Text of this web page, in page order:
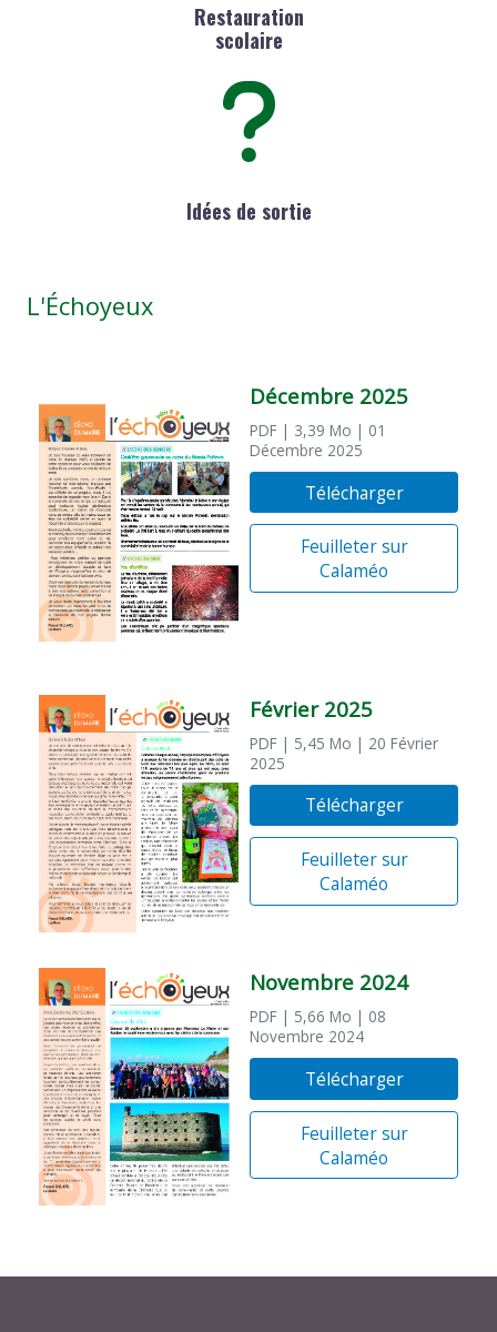
Restauration
scolaire
Idées de sortie
L'Échoyeux
Décembre 2025
PDF | 3,39 Mo | 01
Décembre 2025
Télécharger
Feuilleter sur
Calaméo
Février 2025
PDF | 5,45 Mo | 20 Février
2025
Télécharger
Feuilleter sur
Calaméo
Novembre 2024
PDF | 5,66 Mo | 08
Novembre 2024
Télécharger
Feuilleter sur
Calaméo